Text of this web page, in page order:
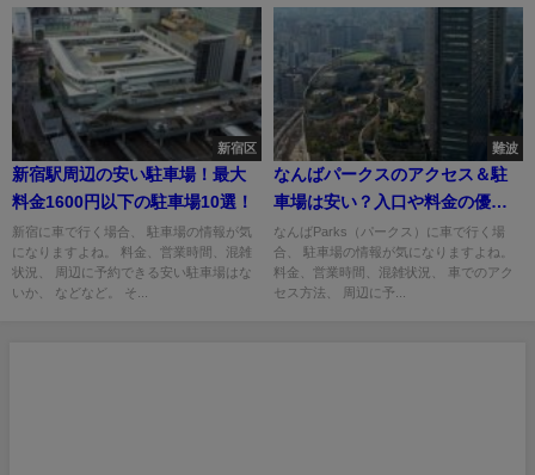
新宿区
新宿駅周辺の安い駐車場！最大
料金1600円以下の駐車場10選！
新宿に車で行く場合、 駐車場の情報が気
になりますよね。 料金、営業時間、混雑
状況、 周辺に予約できる安い駐車場はな
いか、 などなど。 そ...
難波
なんばパークスのアクセス＆駐
車場は安い？入口や料金の優待
割引は？
なんばParks（パークス）に車で行く場
合、 駐車場の情報が気になりますよね。
料金、営業時間、混雑状況、 車でのアク
セス方法、 周辺に予...